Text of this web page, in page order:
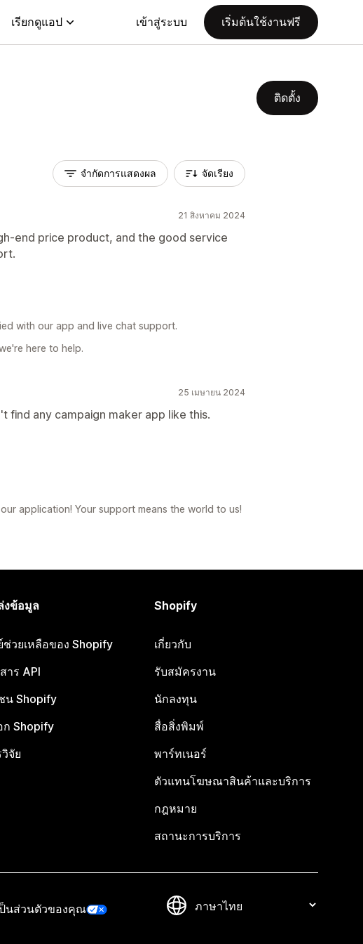
เรียกดูแอป เข้าสู่ระบบ เริ่มต้นใช้งานฟรี
ติดตั้ง
จำกัดการแสดงผล จัดเรียง
21 สิงหาคม 2024
end price product, and the good service
with our app and live chat support.
here to help.
25 เมษายน 2024
find any campaign maker app like this.
application! Your support means the world to us!
งข้อมูล
วยเหลือของ Shopify
าร API
น Shopify
ก Shopify
จัย
Shopify
เกี่ยวกับ
รับสมัครงาน
นักลงทุน
สื่อสิ่งพิมพ์
พาร์ทเนอร์
ตัวแทนโฆษณาสินค้าและบริการ
กฎหมาย
สถานะการบริการ
ป็นส่วนตัวของคุณ